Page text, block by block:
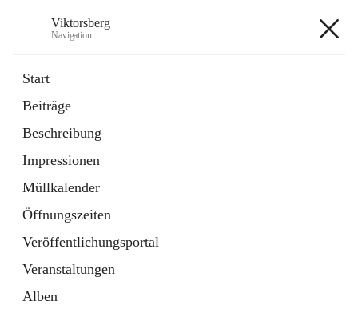
Viktorsberg
Navigation
Start
Beiträge
Beschreibung
Impressionen
Müllkalender
Öffnungszeiten
Veröffentlichungsportal
Veranstaltungen
Alben
1 Schnellzugriff
Bürgerservice
10 Schnellzugriffe